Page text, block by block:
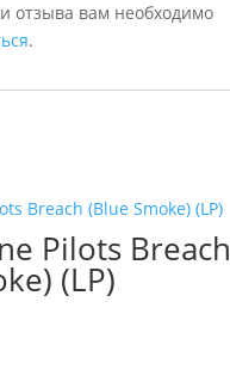
отзыва вам необходимо
.
Pilots Breach
(LP)